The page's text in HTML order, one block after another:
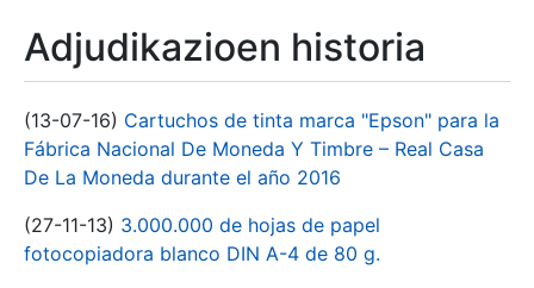
Adjudikazioen historia
(13-07-16) Cartuchos de tinta marca "Epson" para la
Fábrica Nacional De Moneda Y Timbre – Real Casa
De La Moneda durante el año 2016
(27-11-13) 3.000.000 de hojas de papel
fotocopiadora blanco DIN A-4 de 80 g.